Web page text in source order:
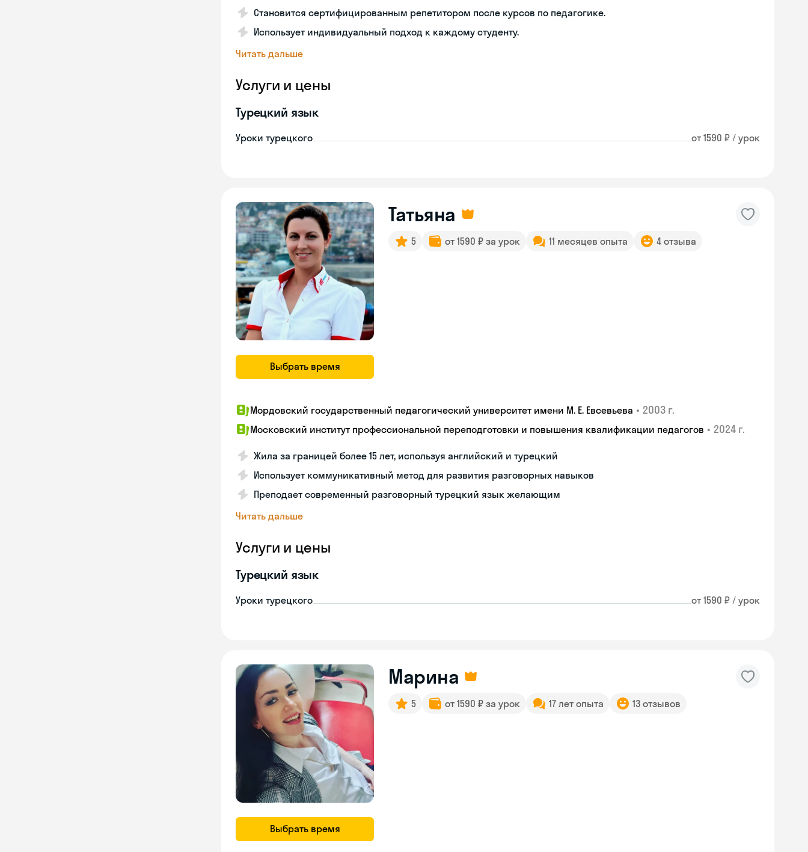
Становится сертифицированным репетитором после курсов по педагогике.
Использует индивидуальный подход к каждому студенту.
Читать дальше
Услуги и цены
Турецкий язык
Уроки турецкого от 1590 ₽ / урок
Выбрать время
Татьяна
5 от 1590 ₽ за урок 11 месяцев опыта 4 отзыва
Мордовский государственный педагогический университет имени М. Е. Евсевьева • 2003 г.
Московский институт профессиональной переподготовки и повышения квалификации педагогов • 2024 г.
Жила за границей более 15 лет, используя английский и турецкий
Использует коммуникативный метод для развития разговорных навыков
Преподает современный разговорный турецкий язык желающим
Читать дальше
Услуги и цены
Турецкий язык
Уроки турецкого от 1590 ₽ / урок
Выбрать время
Марина
5 от 1590 ₽ за урок 17 лет опыта 13 отзывов